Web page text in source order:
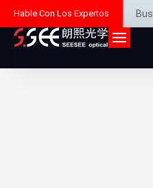
contenido
Hable Con Los Expertos